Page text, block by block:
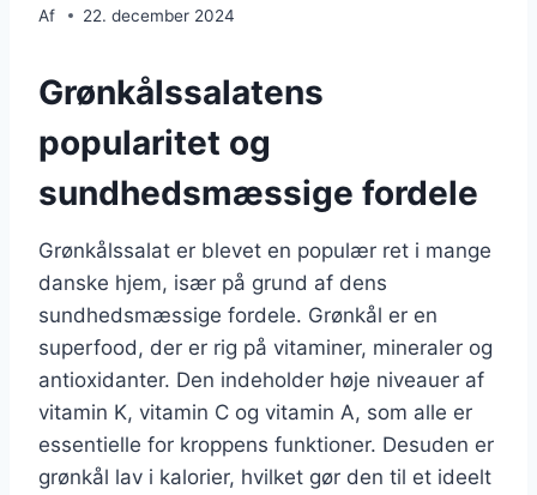
Af 22. december 2024
Grønkålssalatens
popularitet og
sundhedsmæssige fordele
Grønkålssalat er blevet en populær ret i mange
danske hjem, især på grund af dens
sundhedsmæssige fordele. Grønkål er en
superfood, der er rig på vitaminer, mineraler og
antioxidanter. Den indeholder høje niveauer af
vitamin K, vitamin C og vitamin A, som alle er
essentielle for kroppens funktioner. Desuden er
grønkål lav i kalorier, hvilket gør den til et ideelt